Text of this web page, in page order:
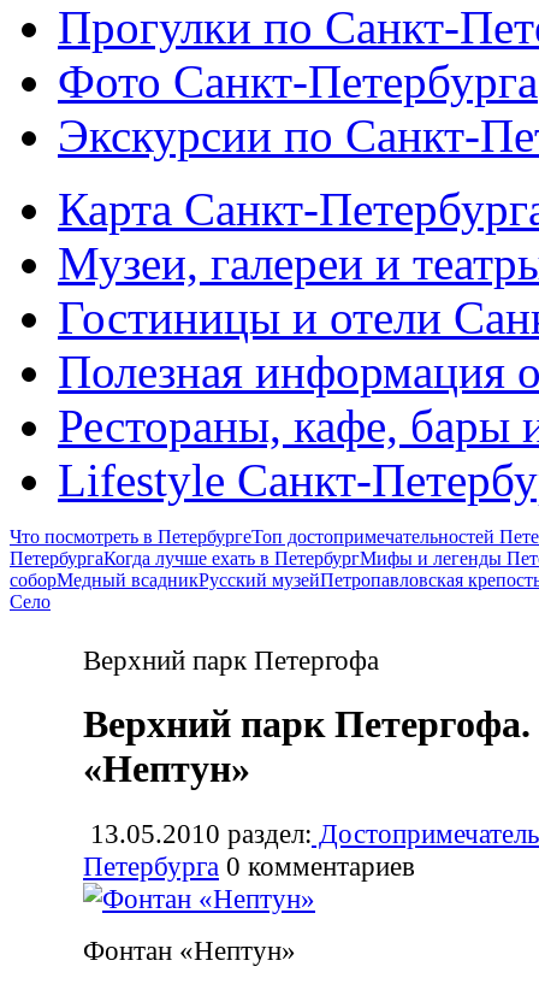
Прогулки по Санкт-
Фото Санкт-Петербурга
Экскурсии по Санкт-
Карта Санкт-
Музеи, галереи и
Гостиницы и отели
Полезная информация
Рестораны, кафе, бары
Lifestyle Санкт-
Что посмотреть в ПетербургеТоп достопримечательностей
ПетербургаКогда лучше ехать в ПетербургМифы и легенды
соборМедный всадникРусский музейПетропавловская
Село
Верхний парк Петергофа
Верхний парк
«Нептун»
13.05.2010 раздел:
Петербурга 0 комментариев
Фонтан «Нептун»